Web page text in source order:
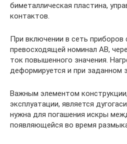
биметаллическая пластина,
контактов.
При включении в сеть
превосходящей номинал АВ,
ток повышенного значения.
деформируется и при заданном
Важным элементом
эксплуатации, является
нужна для погашения искры
появляющейся во время